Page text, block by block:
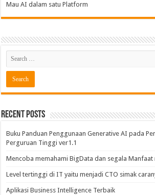
Mau AI dalam satu Platform
Recent Posts
Buku Panduan Penggunaan Generative AI pada
Perguruan Tinggi ver1.1
Mencoba memahami BigData dan segala Manfaat
Level tertinggi di IT yaitu menjadi CTO simak
Aplikasi Business Intelligence Terbaik